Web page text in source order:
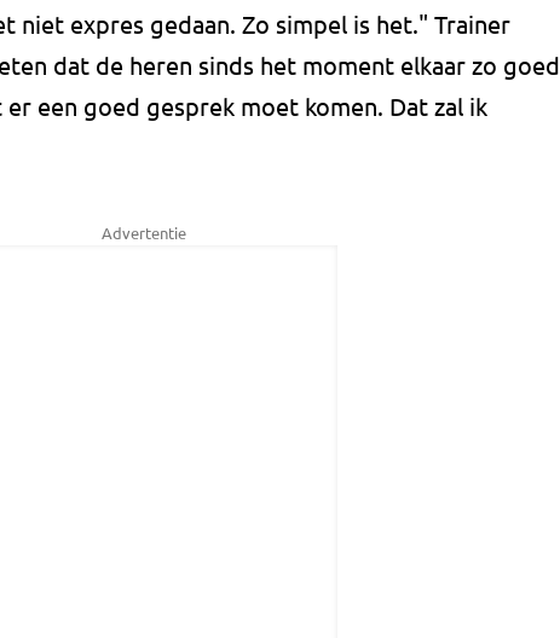
niet expres gedaan. Zo simpel is het." Trainer
dat de heren sinds het moment elkaar zo goed
een goed gesprek moet komen. Dat zal ik
Advertentie